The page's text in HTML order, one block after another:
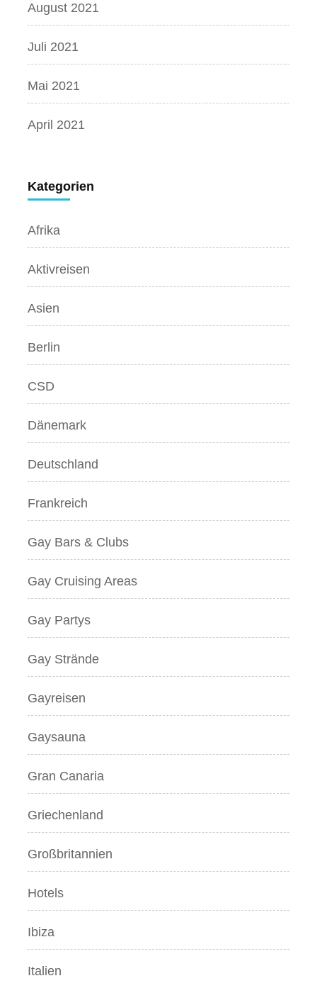
August 2021
Juli 2021
Mai 2021
April 2021
Kategorien
Afrika
Aktivreisen
Asien
Berlin
CSD
Dänemark
Deutschland
Frankreich
Gay Bars & Clubs
Gay Cruising Areas
Gay Partys
Gay Strände
Gayreisen
Gaysauna
Gran Canaria
Griechenland
Großbritannien
Hotels
Ibiza
Italien